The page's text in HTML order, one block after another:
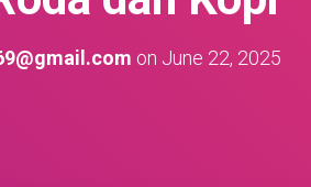
on June 22, 2025